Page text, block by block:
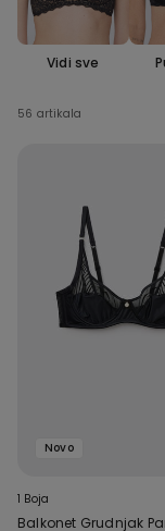
Vidi sve
56 artikala
Novo
1 Boja
Balkonet Grudnjak